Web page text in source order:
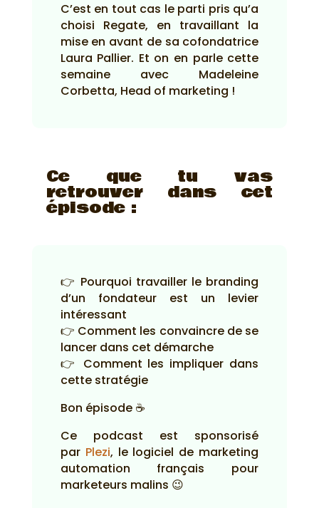
C’est en tout cas le parti pris qu’a
choisi Regate, en travaillant la
mise en avant de sa cofondatrice
Laura Pallier. Et on en parle cette
semaine avec Madeleine
Corbetta, Head of marketing !
Ce que tu vas
retrouver dans cet
épisode :
👉 Pourquoi travailler le branding
d’un fondateur est un levier
intéressant
👉 Comment les convaincre de se
lancer dans cet démarche
👉 Comment les impliquer dans
cette stratégie
Bon épisode ☕
Ce podcast est sponsorisé
par Plezi, le logiciel de marketing
automation français pour
marketeurs malins 😉